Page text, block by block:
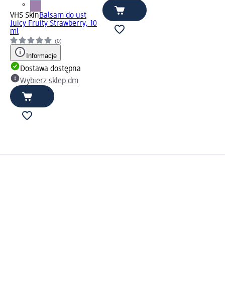
VHS SkinBalsam do ust
Juicy Fruity Strawberry, 10
ml
(0)
Informacje
Dostawa dostępna
Wybierz sklep dm